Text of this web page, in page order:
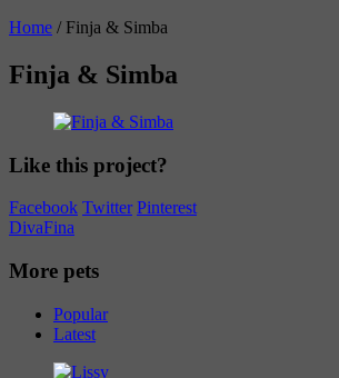
Home / Finja & Simba
Finja & Simba
Like this project?
Facebook Twitter Pinterest
DivaFina
More pets
Popular
Latest